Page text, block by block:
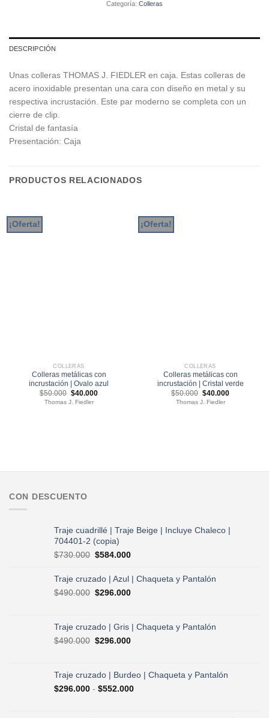
Categoría: Colleras
DESCRIPCIÓN
Unas colleras THOMAS J. FIEDLER en caja. Estas colleras de
acero inoxidable presentan una cara con diseño en metal y su
respectiva incrustación. Este par moderno se completa con un
cierre de clip.
Cristal de fantasía
Presentación: Caja
PRODUCTOS RELACIONADOS
¡Oferta!
COLLERAS
Colleras metálicas con
incrustación | Ovalo azul
$50.000 El
precio
original
$40.000El
Thomas J. Fiedler
¡Oferta!
COLLERAS
Colleras metálicas con
incrustación | Cristal verde
$50.000 El
precio
original
$40.000El
Thomas J. Fiedler
CON DESCUENTO
Traje cuadrillé | Traje Beige | Incluye Chaleco |
704401-2 (copia)
$730.000 El
original
era:
$730.000.
$584.000El
actual
es:
Traje cruzado | Azul | Chaqueta y Pantalón
$490.000 El
era:
$490.000.
$296.000El
es:
Traje cruzado | Gris | Chaqueta y Pantalón
$490.000 El
era:
$490.000.
$296.000El
es:
Traje cruzado | Burdeo | Chaqueta y Pantalón
$296.000 - $552.000Rango